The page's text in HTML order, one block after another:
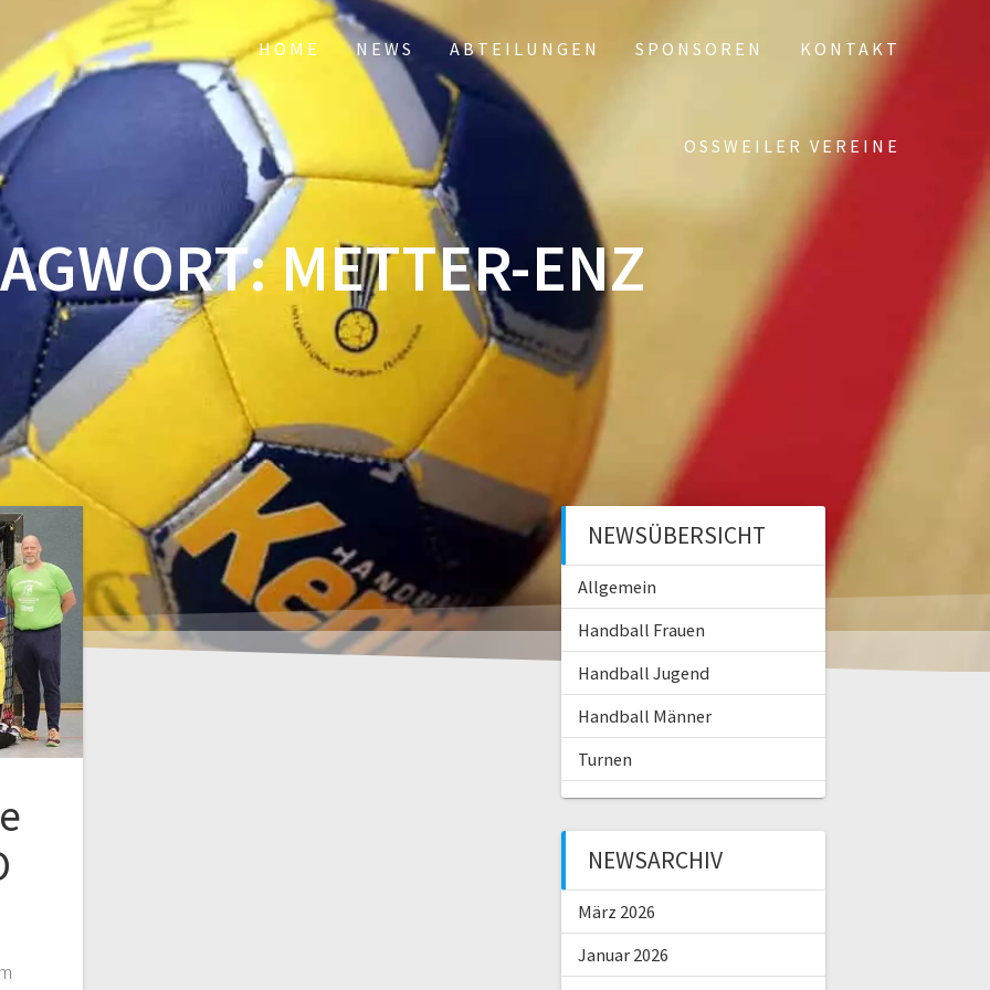
HOME NEWS ABTEILUNGEN SPONSOREN KONTAKT
OSSWEILER VEREINE
METTER-ENZ
NEWSÜBERSICHT
Allgemein
Handball Frauen
Handball Jugend
Handball Männer
Turnen
NEWSARCHIV
März 2026
Januar 2026